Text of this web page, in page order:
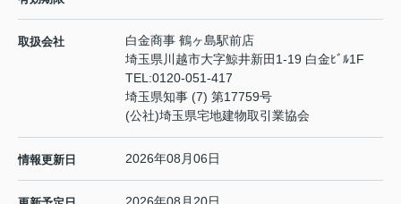
取扱会社
白金商事 鶴ヶ島駅前店
埼玉県川越市大字鯨井新田1-19 白金ﾋﾞﾙ1F
TEL:0120-051-417
埼玉県知事 (7) 第17759号
(公社)埼玉県宅地建物取引業協会
情報更新日 2026年08月06日